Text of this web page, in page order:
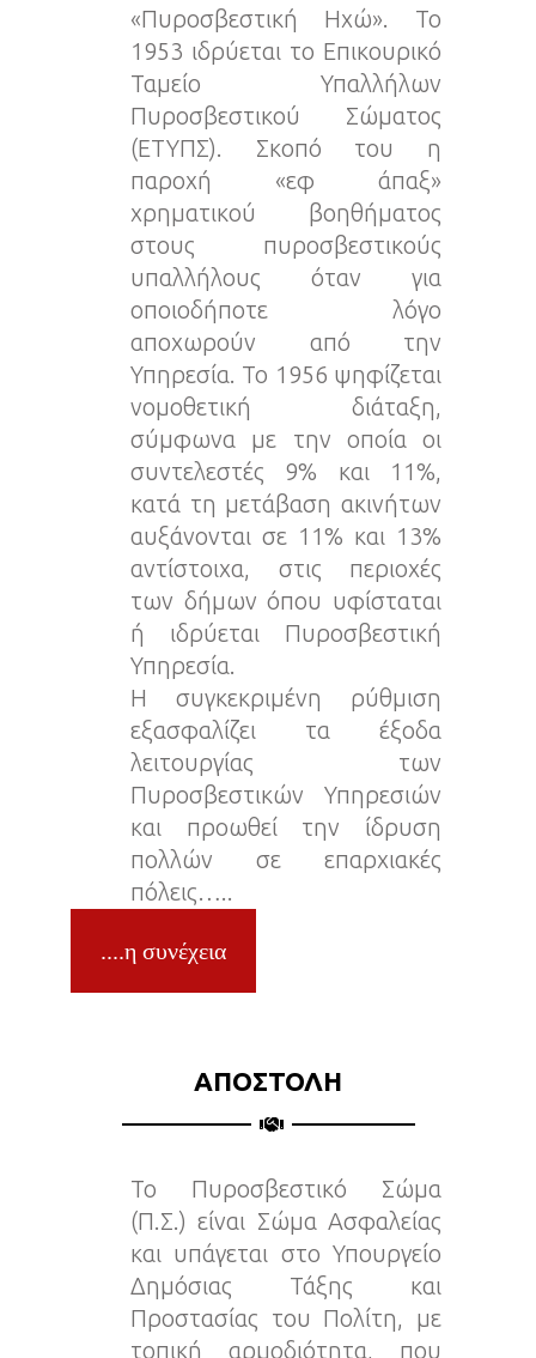
«Πυροσβεστική Ηχώ». Το
1953 ιδρύεται το Επικουρικό
Ταμείο Υπαλλήλων
Πυροσβεστικού Σώματος
(ΕΤΥΠΣ). Σκοπό του η
παροχή «εφ άπαξ»
χρηματικού βοηθήματος
στους πυροσβεστικούς
υπαλλήλους όταν για
οποιοδήποτε λόγο
αποχωρούν από την
Υπηρεσία. Το 1956 ψηφίζεται
νομοθετική διάταξη,
σύμφωνα με την οποία οι
συντελεστές 9% και 11%,
κατά τη μετάβαση ακινήτων
αυξάνονται σε 11% και 13%
αντίστοιχα, στις περιοχές
των δήμων όπου υφίσταται
ή ιδρύεται Πυροσβεστική
Υπηρεσία.
Η συγκεκριμένη ρύθμιση
εξασφαλίζει τα έξοδα
λειτουργίας των
Πυροσβεστικών Υπηρεσιών
και προωθεί την ίδρυση
πολλών σε επαρχιακές
πόλεις…..
....η συνέχεια
ΑΠΟΣΤΟΛΗ
Το Πυροσβεστικό Σώμα
(Π.Σ.) είναι Σώμα Ασφαλείας
και υπάγεται στο Υπουργείο
Δημόσιας Τάξης και
Προστασίας του Πολίτη, με
τοπική αρμοδιότητα, που